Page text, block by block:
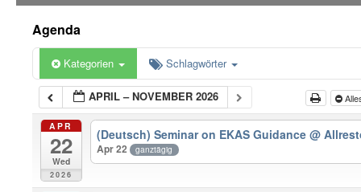
Agenda
Kategorien Schlagwörter
APRIL – NOVEMBER 2026
APR
22
Wed
2026
(Deutsch) Seminar on EKAS Guidance@
Apr 22 ganztägig